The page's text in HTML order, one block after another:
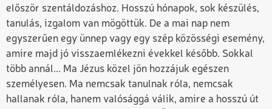
először szentáldozáshoz. Hosszú hónapok, sok készülés,
tanulás, izgalom van mögöttük. De a mai nap nem
egyszerűen egy ünnep vagy egy szép közösségi esemény,
amire majd jó visszaemlékezni évekkel később. Sokkal
több annál... Ma Jézus közel jön hozzájuk egészen
személyesen. Ma nemcsak tanulnak róla, nemcsak
hallanak róla, hanem valósággá válik, amire a hosszú út